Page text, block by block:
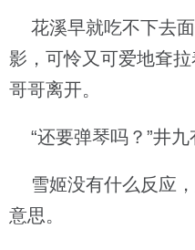
花溪早就吃不下去
影，可怜又可爱地耷
哥哥离开。
“还要弹琴吗？”井九
雪姬没有什么反应
意思。